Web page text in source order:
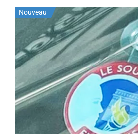
Nouveau
AJOUTER AU PANIER